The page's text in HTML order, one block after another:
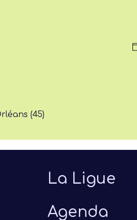
(45)
La Ligue
Agenda